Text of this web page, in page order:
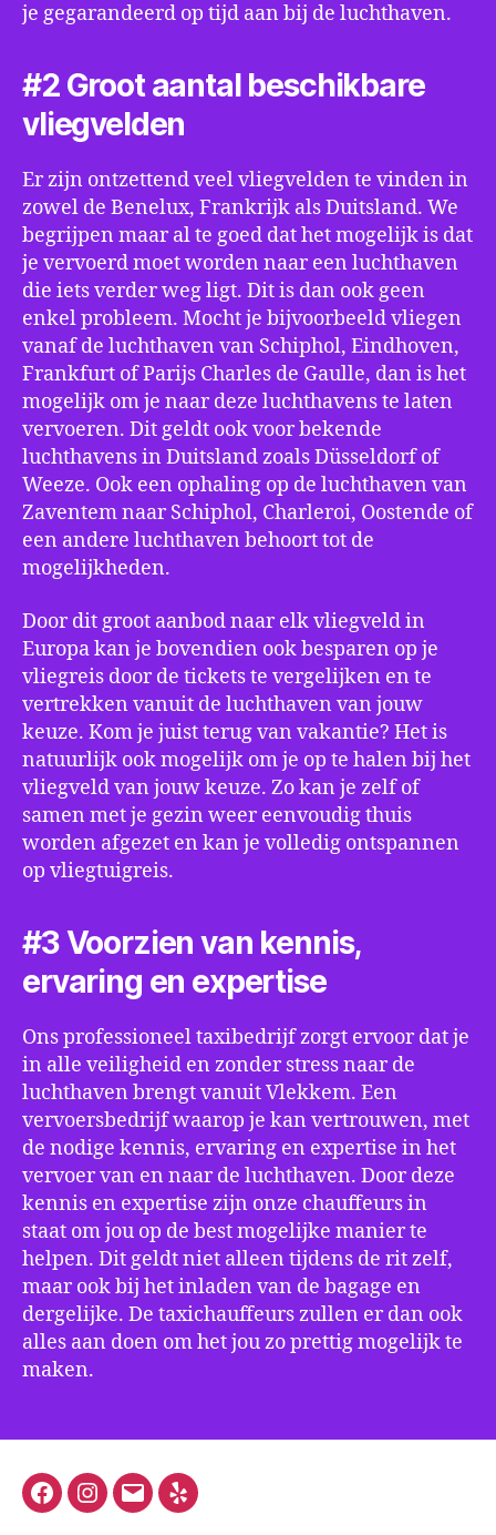
je gegarandeerd op tijd aan bij de luchthaven.
#2 Groot aantal beschikbare
vliegvelden
Er zijn ontzettend veel vliegvelden te vinden in
zowel de Benelux, Frankrijk als Duitsland. We
begrijpen maar al te goed dat het mogelijk is dat
je vervoerd moet worden naar een luchthaven
die iets verder weg ligt. Dit is dan ook geen
enkel probleem. Mocht je bijvoorbeeld vliegen
vanaf de luchthaven van Schiphol, Eindhoven,
Frankfurt of Parijs Charles de Gaulle, dan is het
mogelijk om je naar deze luchthavens te laten
vervoeren. Dit geldt ook voor bekende
luchthavens in Duitsland zoals Düsseldorf of
Weeze. Ook een ophaling op de luchthaven van
Zaventem naar Schiphol, Charleroi, Oostende of
een andere luchthaven behoort tot de
mogelijkheden.
Door dit groot aanbod naar elk vliegveld in
Europa kan je bovendien ook besparen op je
vliegreis door de tickets te vergelijken en te
vertrekken vanuit de luchthaven van jouw
keuze. Kom je juist terug van vakantie? Het is
natuurlijk ook mogelijk om je op te halen bij het
vliegveld van jouw keuze. Zo kan je zelf of
samen met je gezin weer eenvoudig thuis
worden afgezet en kan je volledig ontspannen
op vliegtuigreis.
#3 Voorzien van kennis,
ervaring en expertise
Ons professioneel taxibedrijf zorgt ervoor dat je
in alle veiligheid en zonder stress naar de
luchthaven brengt vanuit Vlekkem. Een
vervoersbedrijf waarop je kan vertrouwen, met
de nodige kennis, ervaring en expertise in het
vervoer van en naar de luchthaven. Door deze
kennis en expertise zijn onze chauffeurs in
staat om jou op de best mogelijke manier te
helpen. Dit geldt niet alleen tijdens de rit zelf,
maar ook bij het inladen van de bagage en
dergelijke. De taxichauffeurs zullen er dan ook
alles aan doen om het jou zo prettig mogelijk te
maken.
FacebookInstagram
E-
Yelp